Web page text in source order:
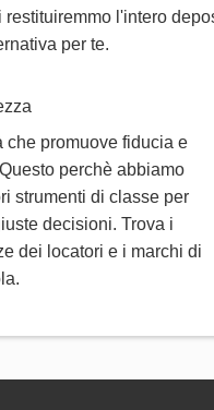
l'intero
per te.
che promuove fiducia e
perchè abbiamo
strumenti di classe per
decisioni. Trova i
dei locatori e i marchi di